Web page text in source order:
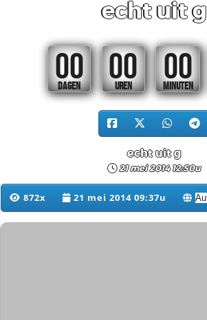
echt uit g
00
DAGEN
00
UREN
00
MINUTEN
echt uit g
21 mei 2014 12:50u
872x 21 mei 2014 09:37u